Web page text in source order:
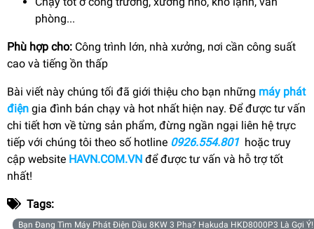
phòng...
Phù hợp cho: Công trình lớn, nhà xưởng, nơi cần công suất
cao và tiếng ồn thấp
Bài viết này chúng tối đã giới thiệu cho bạn những máy phát
điện gia đình bán chạy và hot nhất hiện nay. Để được tư vấn
chi tiết hơn về từng sản phẩm, đừng ngần ngại liên hệ trực
tiếp với chúng tôi theo số hotline 0926.554.801 hoặc truy
cập website HAVN.COM.VN để được tư vấn và hỗ trợ tốt
nhất!
Tags:
Bạn Đang Tìm Máy Phát Điện Dầu 8KW 3 Pha? Hakuda HKD8000P3 Là Gợi Ý!